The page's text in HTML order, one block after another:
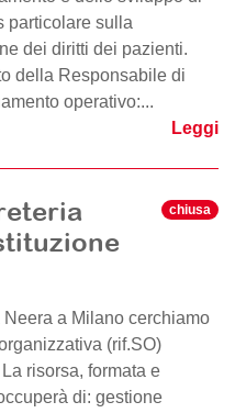
particolare sulla
dei diritti dei pazienti.
della Responsabile di
operativo:...
Leggi
chiusa
a Milano cerchiamo
(rif.SO)
risorsa, formata e
di: gestione